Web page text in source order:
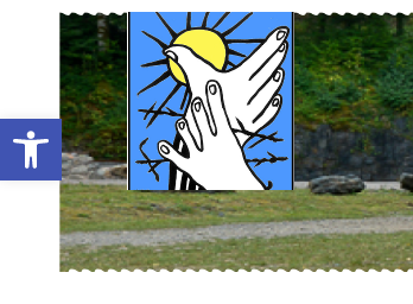
Ouvrir la barre d’outils